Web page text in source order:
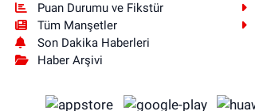
Puan Durumu ve Fikstür
Tüm Manşetler
Son Dakika Haberleri
Haber Arşivi